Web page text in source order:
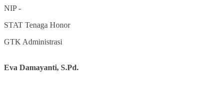
NIP-
STAT Tenaga Honor
GTK Administrasi
Eva Damayanti, S.Pd.